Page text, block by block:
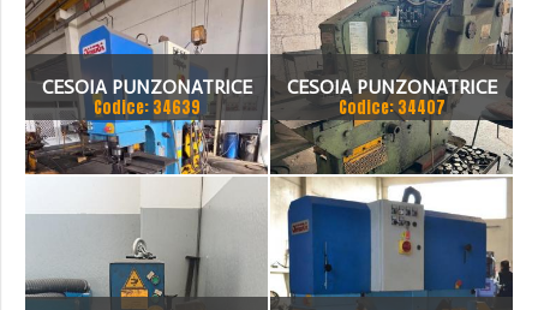
CESOIA PUNZONATRICE
UNIVERSALE OMERA 80
TON
Codice: 34639
CESOIA PUNZONATRICE
UNIVERSALCESOIA
PUNZONATRICE
UNIVERSALE OMERA 0M 13
45SCE
Codice: 34407